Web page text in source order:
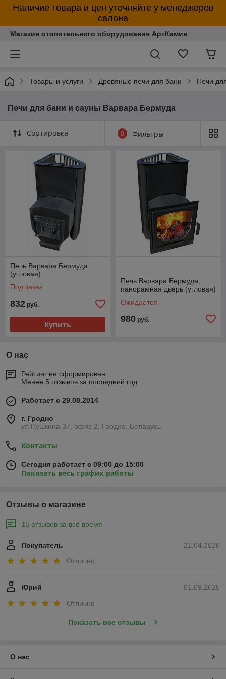
Наличие товара и цен уточняйте у менеджеров
салона
Магазин отопительного оборудования АртКамин
Товары и услуги Дровяные печи для бани Печи
Печи для бани и сауны Варвара Бермуда
Сортировка 0 Фильтры
Печь Варвара Бермуда
(угловая)
Под заказ
832 руб.
Купить
Печь Варвара Бермуда,
панорамная дверь (угловая)
Ожидается
980 руб.
О нас
Рейтинг не сформирован
Менее 5 отзывов за последний год
Работает с 29.08.2014
г. Гродно
ул.Пушкина 37, офис 2, Гродно, Беларусь
Контакты
Сегодня работает с 09:00 до 15:00
Показать весь график работы
Отзывы о магазине
16 отзывов за всё время
21.04.2026
Покупатель
Отлично
01.09.2025
Юрий
Отлично
Показать все отзывы
О нас